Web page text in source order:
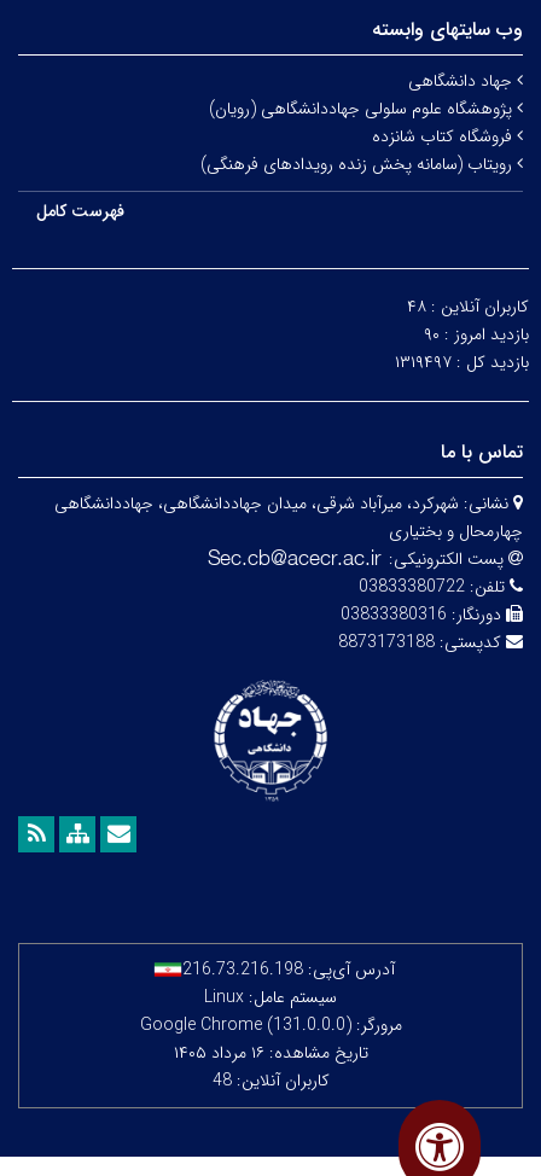
وب سایتهای وابسته
جهاد دانشگاهی
پژوهشگاه علوم سلولی جهاددانشگاهی (رویان)
فروشگاه کتاب شانزده
رویتاب (سامانه پخش زنده رویدادهای فرهنگی)
فهرست کامل
کاربران آنلاین : ۴۸
بازدید امروز : ۹۰
بازدید کل : ۱۳۱۹۴۹۷
تماس با ما
نشانی: شهرکرد، میرآباد شرقی، میدان جهاددانشگاهی، جهاددانشگاهی
چهارمحال و بختیاری
پست الکترونیکی:
تلفن: 03833380722
دورنگار: 03833380316
کدپستی: 8873173188
آدرس آی‌پی: 216.73.216.198
سیستم عامل: Linux
مرورگر: Google Chrome (131.0.0.0)
تاریخ مشاهده: ۱۶ مرداد ۱۴۰۵
کاربران آنلاین: 48